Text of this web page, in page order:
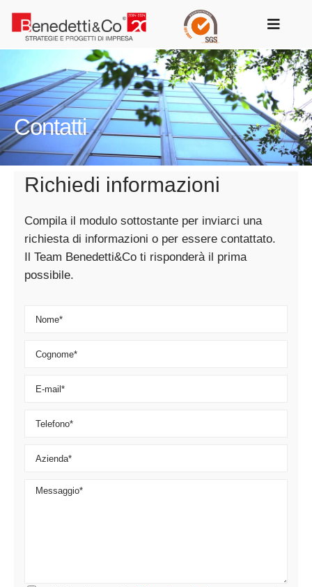
contenuto
Toggle
Contatti
Richiedi informazioni
Compila il modulo sottostante per inviarci una
richiesta di informazioni o per essere contattato.
Il Team Benedetti&Co ti risponderà il prima
possibile.